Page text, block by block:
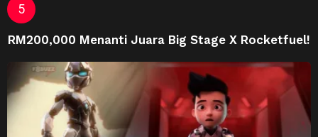
RM200,000 Menanti Juara Big Stage X Rocketfuel!